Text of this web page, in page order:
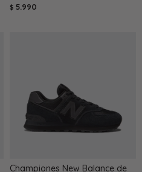
$ 5.990
Championes New Balance de